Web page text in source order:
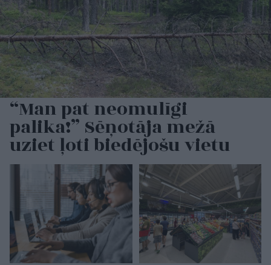
“Man pat neomulīgi
palika!” Sēņotāja mežā
uziet ļoti biedējošu vietu